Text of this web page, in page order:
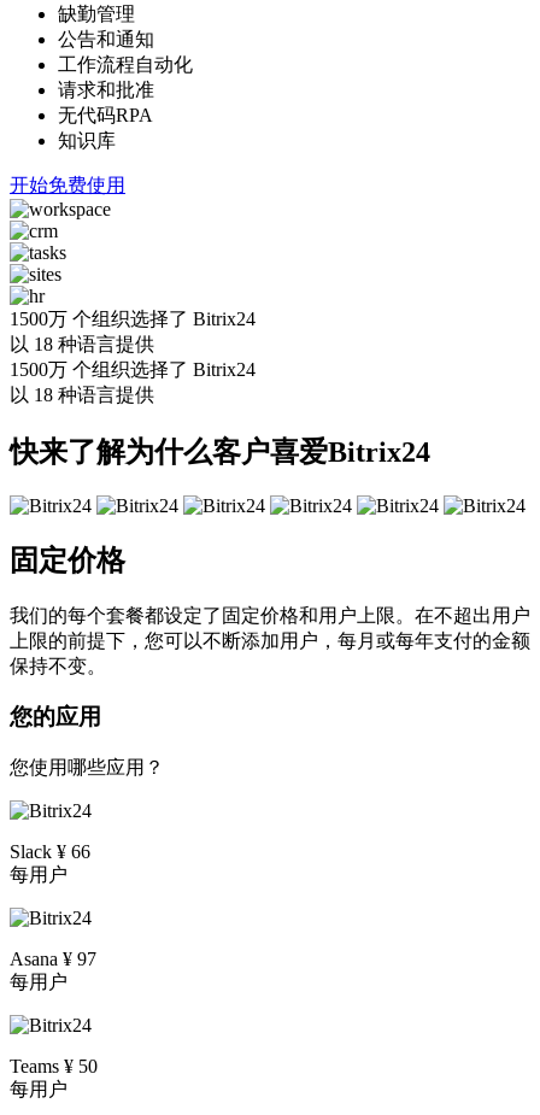
缺勤管理
公告和通知
工作流程自动化
请求和批准
无代码RPA
知识库
开始免费使用
1500万 个组织选择了 Bitrix24
以 18 种语言提供
1500万 个组织选择了 Bitrix24
以 18 种语言提供
快来了解为什么客户喜爱Bitrix24
固定价格
我们的每个套餐都设定了固定价格和用户上限。在不超出用户
上限的前提下，您可以不断添加用户，每月或每年支付的金额
保持不变。
您的应用
您使用哪些应用？
Slack ¥ 66
每用户
Asana ¥ 97
每用户
Teams ¥ 50
每用户